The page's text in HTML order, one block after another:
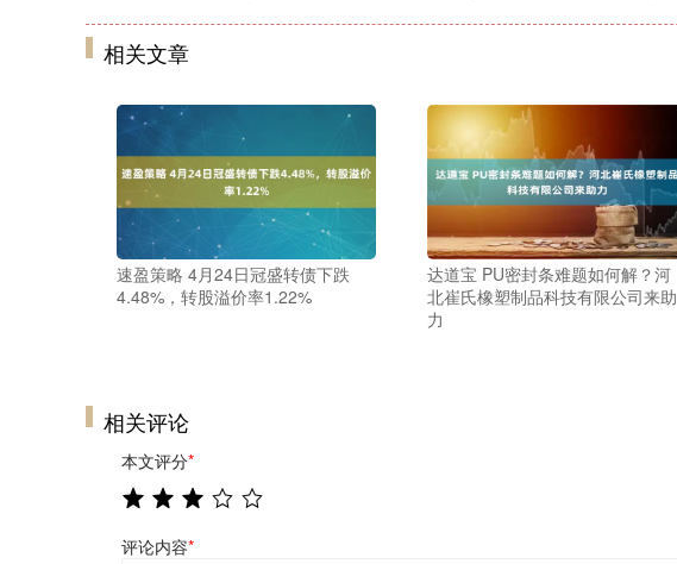
相关文章
速盈策略 4月24日冠盛转债下跌
4.48%，转股溢价率1.22%
达道宝 PU密封条难题如何解？河
北崔氏橡塑制品科技有限公司来助
力
相关评论
本文评分*
评论内容*